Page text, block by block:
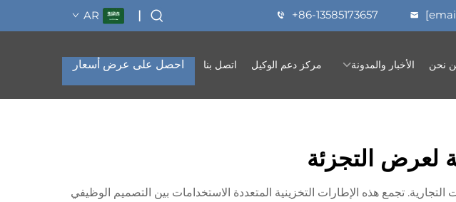
+86-13585173657
|
AR
نحن الأخبار والمدونة مركز دعم الوكيل اتصل بنا احصل على عرض أسعار
لعرض التجزئة
تجمع هذه الإطارات التخزينية المتعددة الاستخدامات بين التصميم الوظيفي